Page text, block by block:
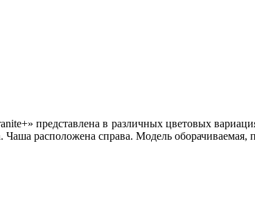
представлена в различных цветовых
расположена справа. Модель оборачиваемая,